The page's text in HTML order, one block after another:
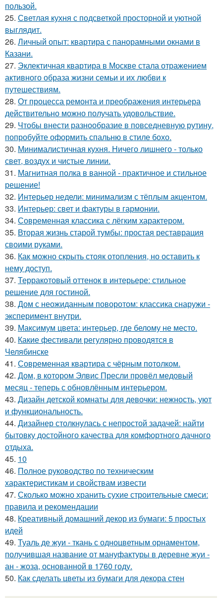
пользой.
25. Светлая кухня с подсветкой просторной и уютной
выглядит.
26. Личный опыт: квартира с панорамными окнами в
Казани.
27. Эклектичная квартира в Москве стала отражением
активного образа жизни семьи и их любви к
путешествиям.
28. От процесса ремонта и преображения интерьера
действительно можно получать удовольствие.
29. Чтобы внести разнообразие в повседневную рутину,
попробуйте оформить спальню в стиле бохо.
30. Минималистичная кухня. Ничего лишнего - только
свет, воздух и чистые линии.
31. Магнитная полка в ванной - практичное и стильное
решение!
32. Интерьер недели: минимализм с тёплым акцентом.
33. Интерьер: свет и фактуры в гармонии.
34. Современная классика с лёгким характером.
35. Вторая жизнь старой тумбы: простая реставрация
своими руками.
36. Как можно скрыть стояк отопления, но оставить к
нему доступ.
37. Терракотовый оттенок в интерьере: стильное
решение для гостиной.
38. Дом с неожиданным поворотом: классика снаружи -
эксперимент внутри.
39. Максимум цвета: интерьер, где белому не место.
40. Какие фестивали регулярно проводятся в
Челябинске
41. Современная квартира с чёрным потолком.
42. Дом, в котором Элвис Пресли провёл медовый
месяц - теперь с обновлённым интерьером.
43. Дизайн детской комнаты для девочки: нежность, уют
и функциональность.
44. Дизайнер столкнулась с непростой задачей: найти
бытовку достойного качества для комфортного дачного
отдыха.
45. 10
46. Полное руководство по техническим
характеристикам и свойствам извести
47. Сколько можно хранить сухие строительные смеси:
правила и рекомендации
48. Креативный домашний декор из бумаги: 5 простых
идей
49. Туаль де жуи - ткань с одноцветным орнаментом,
получившая название от мануфактуры в деревне жуи -
ан - жоза, основанной в 1760 году.
50. Как сделать цветы из бумаги для декора стен